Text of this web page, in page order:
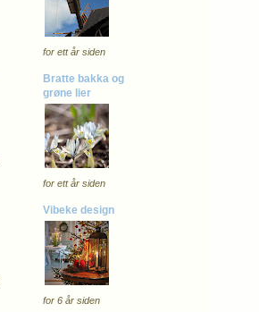
for ett år siden
Bratte bakka og
grøne lier
for ett år siden
Vibeke design
for 6 år siden